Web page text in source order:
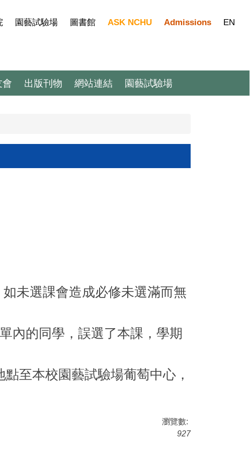
園藝試驗場 圖書館 ASK NCHU Admissions EN
會 出版刊物 網站連結 園藝試驗場
未選課會造成必修未選滿而無
內的同學，誤選了本課，學期
至本校園藝試驗場葡萄中心，
瀏覽數:
927